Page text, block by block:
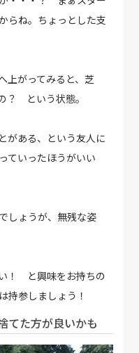
らね。ちょっとした支
上がってみると、芝
？ という状態。
がある、という友人に
ていったほうがいい
しょうが、無残な姿
！ と興味をお持ちの
持参しましょう！
てた方が良いかも